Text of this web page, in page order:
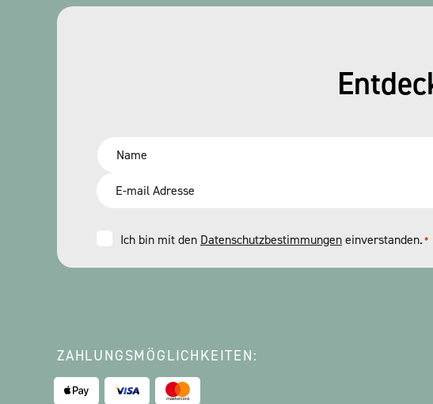
Consent
*
Ich bin mit den Datenschutzbestimmungeneinverstanden.*
ZAHLUNGSMÖGLICHKEITEN: